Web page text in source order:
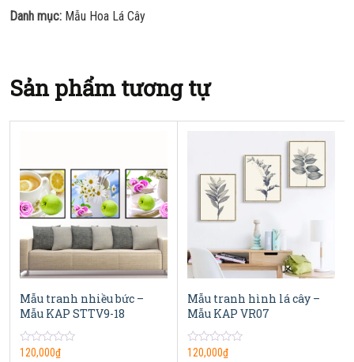
Danh mục: Mẫu Hoa Lá Cây
Sản phẩm tương tự
Mẫu tranh nhiều bức –
Mẫu KAP STTV9-18
0
120,000₫
Mẫu tranh hình lá cây –
Mẫu KAP VR07
0120,000₫